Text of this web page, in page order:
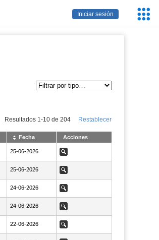
Iniciar sesión
Resultados 1 -10de 204 Restablecer
Fecha Acciones
NaN25-06-2026
25-06-2026 Ver
NaN25-06-2026
25-06-2026 Ver
NaN24-06-2026
24-06-2026 Ver
NaN24-06-2026
24-06-2026 Ver
NaN22-06-2026
22-06-2026 Ver